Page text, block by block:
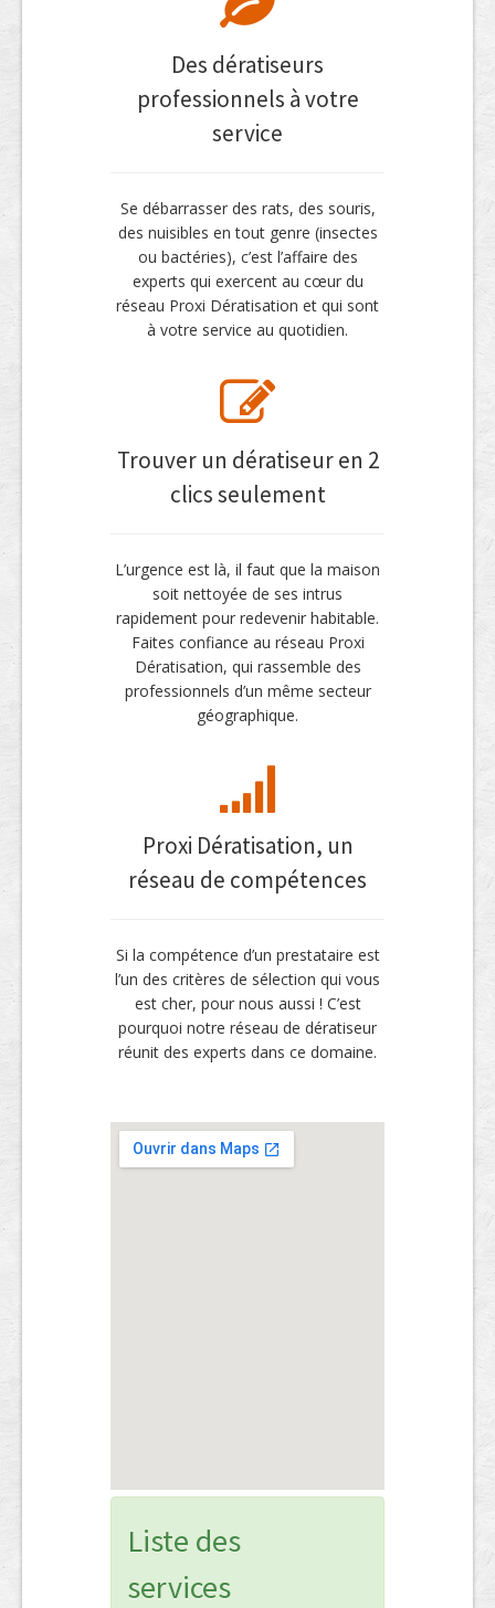
Des dératiseurs
professionnels à votre
service
Se débarrasser des rats, des souris,
des nuisibles en tout genre (insectes
ou bactéries), c’est l’affaire des
experts qui exercent au cœur du
réseau Proxi Dératisation et qui sont
à votre service au quotidien.
Trouver un dératiseur en 2
clics seulement
L’urgence est là, il faut que la maison
soit nettoyée de ses intrus
rapidement pour redevenir habitable.
Faites confiance au réseau Proxi
Dératisation, qui rassemble des
professionnels d’un même secteur
géographique.
Proxi Dératisation, un
réseau de compétences
Si la compétence d’un prestataire est
l’un des critères de sélection qui vous
est cher, pour nous aussi ! C’est
pourquoi notre réseau de dératiseur
réunit des experts dans ce domaine.
Liste des
services